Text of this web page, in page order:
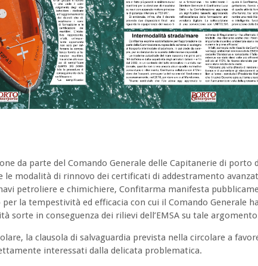
da parte del Comando Generale delle Capitanerie di porto
modalità di rinnovo dei certificati di addestramento
petroliere e chimichiere, Confitarma manifesta
la tempestività ed efficacia con cui il Comando Generale
sorte in conseguenza dei rilievi dell’EMSA su tale
la clausola di salvaguardia prevista nella circolare a
interessati dalla delicata problematica.